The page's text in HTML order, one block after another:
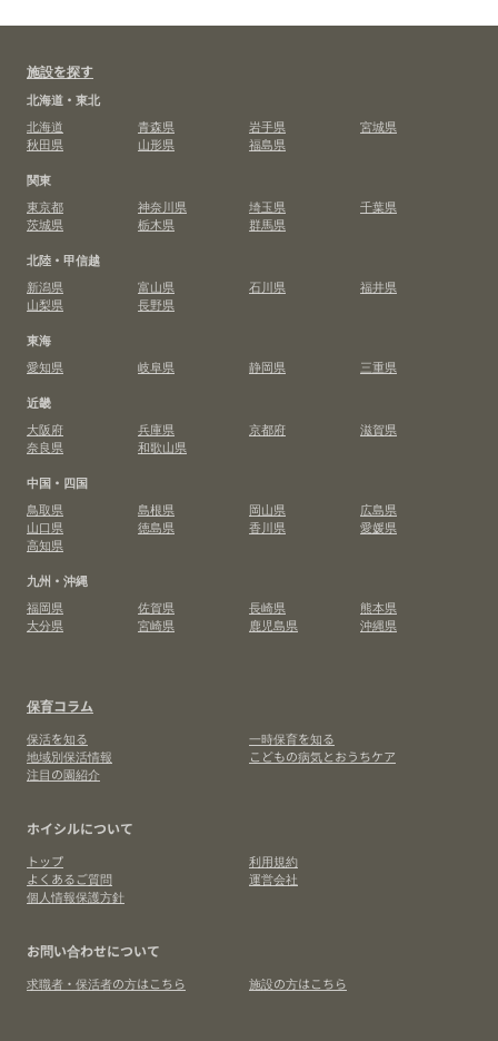
施設を探す
北海道・東北
北海道
青森県 岩手県
宮城県
秋田県
山形県
福島県
関東
東京都
神奈川県 埼玉県
千葉県
茨城県
栃木県
群馬県
北陸・甲信越
新潟県
富山県 石川県
福井県
山梨県
長野県
東海
愛知県
岐阜県 静岡県
三重県
近畿
大阪府
兵庫県 京都府
滋賀県
奈良県
和歌山県
中国・四国
鳥取県
島根県 岡山県
広島県
山口県
徳島県 香川県
愛媛県
高知県
九州・沖縄
福岡県
佐賀県 長崎県
熊本県
大分県
宮崎県 鹿児島県 沖縄県
保育コラム
保活を知る
一時保育を知る
地域別保活情報
こどもの病気とおうちケア
注目の園紹介
ホイシルについて
トップ
利用規約
よくあるご質問
運営会社
個人情報保護方針
お問い合わせについて
求職者・保活者の方はこちら 施設の方はこちら